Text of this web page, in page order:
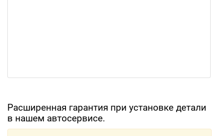
Расширенная гарантия при установке детали
в нашем автосервисе.